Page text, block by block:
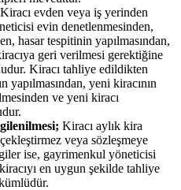
Kiracı evden veya iş yerinden
evin denetlenmesinden,
hasar tespitinin yapılmasından,
geri verilmesi gerektiğine
Kiracı tahliye edildikten
yapılmasından, yeni kiracının
ve yeni kiracı
Kiracı aylık kira
veya sözleşmeye
ise, gayrimenkul yöneticisi
en uygun şekilde tahliye